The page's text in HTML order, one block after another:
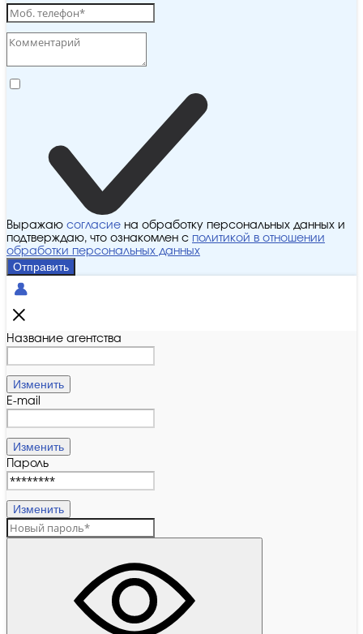
Выражаю согласие на обработку персональных данных и
подтверждаю, что ознакомлен с политикой в отношении
обработки персональных данных
Отправить
Название агентства
Изменить
E-mail
Изменить
Пароль
Изменить